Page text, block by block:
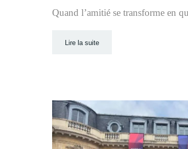
Quand l’amitié se transforme en
Lire la suite